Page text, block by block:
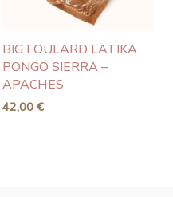
BIG FOULARD LATIKA
PONGO SIERRA –
APACHES
42,00 €